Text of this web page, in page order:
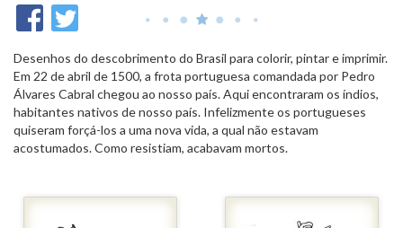
Desenhos do descobrimento do Brasil para colorir, pintar e imprimir.
Em 22 de abril de 1500, a frota portuguesa comandada por Pedro
Álvares Cabral chegou ao nosso país. Aqui encontraram os índios,
habitantes nativos de nosso país. Infelizmente os portugueses
quiseram forçá-los a uma nova vida, a qual não estavam
acostumados. Como resistiam, acabavam mortos.